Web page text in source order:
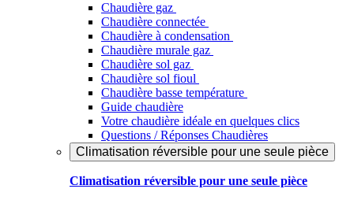
Chaudière gaz
Chaudière connectée
Chaudière à condensation
Chaudière murale gaz
Chaudière sol gaz
Chaudière sol fioul
Chaudière basse température
Guide chaudière
Votre chaudière idéale en quelques clics
Questions / Réponses Chaudières
Climatisation réversible pour une seule pièce
Climatisation réversible pour une seule pièce